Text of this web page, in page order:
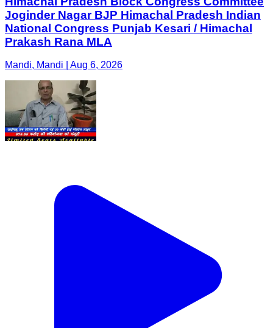
Joginder Nagar BJP Himachal Pradesh Indian
National Congress Punjab Kesari / Himachal
Prakash Rana MLA
Mandi, Mandi | Aug 6, 2026